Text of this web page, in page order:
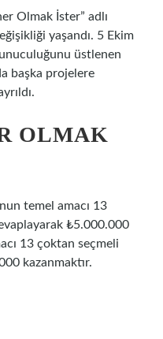
Olmak İster” adlı
yaşandı. 5 Ekim
üstlenen
başka projelere
OLMAK
temel amacı 13
₺5.000.000
13 çoktan seçmeli
kazanmaktır.